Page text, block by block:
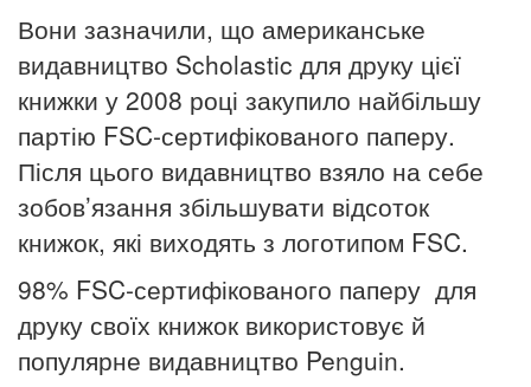
Вони зазначили, що американське
видавництво Scholastic для друку цієї
книжки у 2008 році закупило найбільшу
партію FSC-сертифікованого паперу.
Після цього видавництво взяло на себе
зобов’язання збільшувати відсоток
книжок, які виходять з логотипом FSC.
98% FSC-сертифікованого паперу для
друку своїх книжок використовує й
популярне видавництво Penguin.